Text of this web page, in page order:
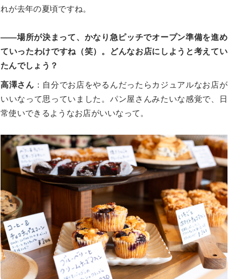
れが去年の夏頃ですね。
――場所が決まって、かなり急ピッチでオープン準備を進め
ていったわけですね（笑）。どんなお店にしようと考えてい
たんでしょう？
高澤さん ：自分でお店をやるんだったらカジュアルなお店が
いいなって思っていました。パン屋さんみたいな感覚で、日
常使いできるようなお店がいいなって。